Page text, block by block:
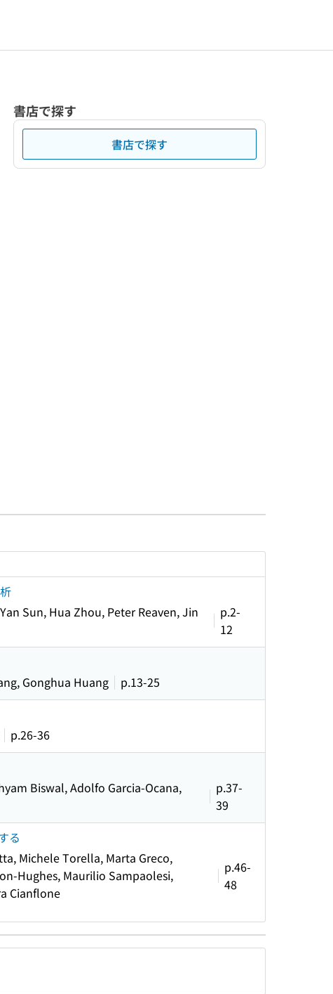
書店で探す
書店で探す
Sun, Hua Zhou, Peter Reaven, Jin
p.2-
12
Gonghua Huang
p.13-25
p.26-36
Biswal, Adolfo Garcia-Ocana,
p.37-
39
る
Michele Torella, Marta Greco,
Hughes, Maurilio Sampaolesi,
Cianflone
p.46-
48